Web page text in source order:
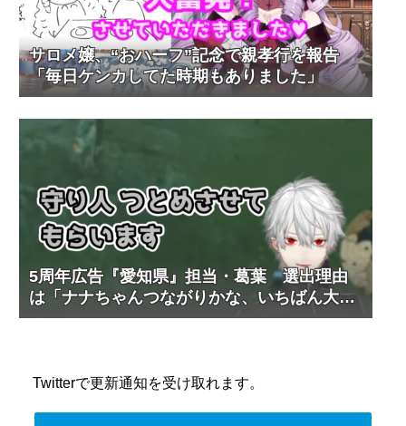
サロメ嬢、“おハーフ”記念で親孝行を報告
「毎日ケンカしてた時期もありました」
5周年広告『愛知県』担当・葛葉 選出理由
は「ナナちゃんつながりかな、いちばん大き
いのは」
Twitterで更新通知を受け取れます。